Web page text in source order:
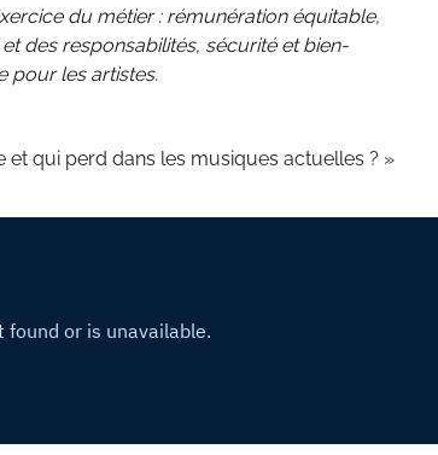
du métier : rémunération équitable,
des responsabilités, sécurité et bien-
pour les artistes.
et qui perd dans les musiques actuelles ? »